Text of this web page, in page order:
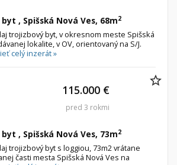
, Spišská Nová Ves, 68m2
trojizbový byt, v okresnom meste Spišská
lokalite, v OV, orientovaný na S/J.
celý inzerát »
, Spišská Nová Ves, 73m2
trojizbový byt s loggiou, 73m2 vrátane
časti mesta Spišská Nová Ves na
115.000 €
pred 3 rokmi